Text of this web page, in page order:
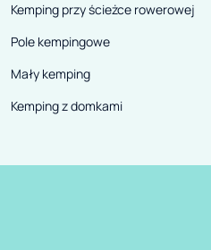
Kemping przy ścieżce rowerowej
Pole kempingowe
Mały kemping
Kemping z domkami